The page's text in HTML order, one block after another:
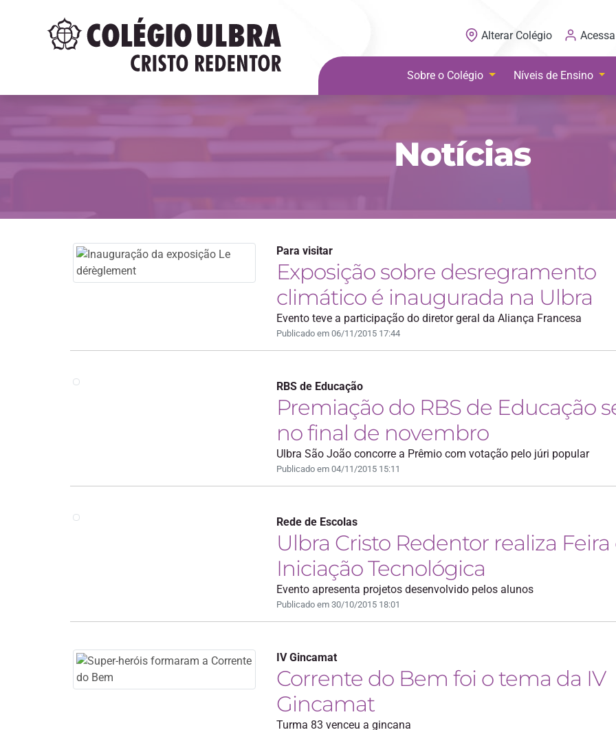
Alterar Colégio
Sobre o Colégio Níveis de Ensino
Notícias
Para visitar
Exposição sobre desregramento
climático é inaugurada na Ulbra
Evento teve a participação do diretor geral da Aliança Francesa
Publicado em 06/11/2015 17:44
RBS de Educação
Premiação do RBS de Educação
no final de novembro
Ulbra São João concorre a Prêmio com votação pelo júri popular
Publicado em 04/11/2015 15:11
Rede de Escolas
Ulbra Cristo Redentor realiza
Iniciação Tecnológica
Evento apresenta projetos desenvolvido pelos alunos
Publicado em 30/10/2015 18:01
IV Gincamat
Corrente do Bem foi o tema da IV
Gincamat
Turma 83 venceu a gincana